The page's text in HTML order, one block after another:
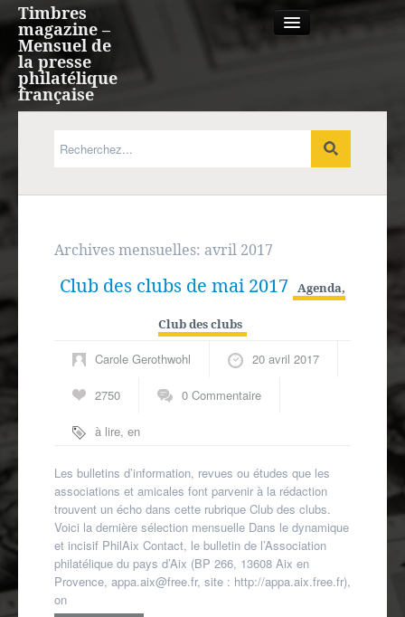
Timbres
magazine –
Mensuel de
la presse
philatélique
française
Expression française
Europe
Agenda
Archives mensuelles: avril 2017
Club des clubs de mai 2017 Agenda,
Club des clubs
Carole Gerothwohl 20 avril 2017
2750 0 Commentaire
à lire, en
associative
Les bulletins d’information, revues ou études que les
associations et amicales font parvenir à la rédaction
trouvent un écho dans cette rubrique Club des clubs.
Voici la dernière sélection mensuelle Dans le dynamique
et incisif PhilAix Contact, le bulletin de l’Association
philatélique du pays d’Aix (BP 266, 13608 Aix en
Provence, appa.aix@free.fr, site : http://appa.aix.free.fr),
on